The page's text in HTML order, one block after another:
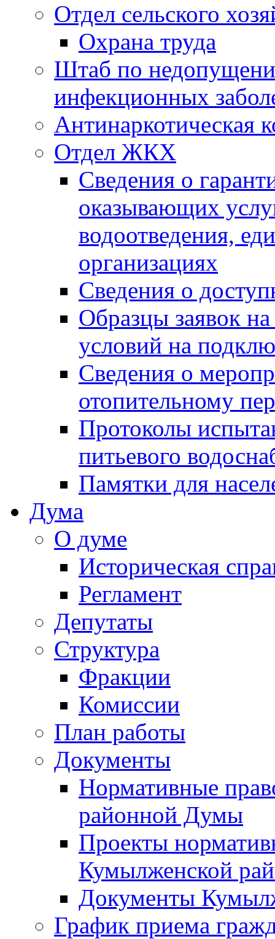
Отдел сельского
Охрана труда
Штаб по
инфекционных
Антинаркотическая
Отдел ЖКХ
Сведения о
оказывающих
водоотведения,
организациях
Сведения о
Образцы заявок
условий на
Сведения о
отопительному
Протоколы
питьевого
Памятки для
Дума
О думе
Историческая
Регламент
Депутаты
Структура
Фракции
Комиссии
План работы
Документы
Нормативные
районной Думы
Проекты
Кумылженской
Документы
График приема